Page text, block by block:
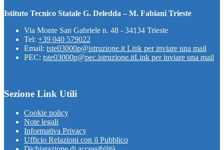
Istituto Tecnico Statale G. Deledda – M. Fabiani Trieste
Via Monte San Gabriele n. 48 - 34134 Trieste
Tel: +39 040 579022
Email: tste03000p@istruzione.it Link per inviare una mail
PEC: tste03000p@pec.istruzione.itLink per inviare una mail
Sezione Link Utili
Cookie policy
Note legali
Informativa Privacy
Ufficio Relazioni con il Pubblico